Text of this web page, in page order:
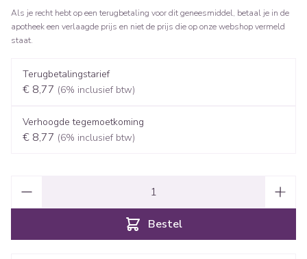
Als je recht hebt op een terugbetaling voor dit geneesmiddel, betaal je in de
apotheek een verlaagde prijs en niet de prijs die op onze webshop vermeld
staat.
Terugbetalingstarief
€ 8,77 (6% inclusief btw)
Verhoogde tegemoetkoming
€ 8,77 (6% inclusief btw)
Bestel